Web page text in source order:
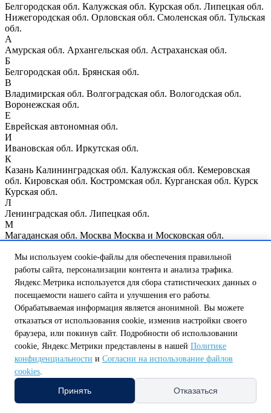
Белгородская обл. Калужская обл. Курская обл. Липецкая обл.
Нижегородская обл. Орловская обл. Смоленская обл. Тульская
обл.
А
Амурская обл. Архангельская обл. Астраханская обл.
Б
Белгородская обл. Брянская обл.
В
Владимирская обл. Волгоградская обл. Вологодская обл.
Воронежская обл.
Е
Еврейская автономная обл.
И
Ивановская обл. Иркутская обл.
К
Казань Калининградская обл. Калужская обл. Кемеровская
обл. Кировская обл. Костромская обл. Курганская обл. Курск
Курская обл.
Л
Ленинградская обл. Липецкая обл.
М
Магаданская обл. Москва Москва и Московская обл.
Нижегородская обл. Нижний Новгород Новгородская обл.
Новосибирская обл.
Омская обл. Оренбургская обл. Орловская обл.
Пензенская обл. Псковская обл.
Республика Мордовия Республика Мэрий Эл Республика
Татарстан Республика Чувашия Ростовская обл. Рязанская обл.
Самарская обл. Санкт-Петербург Саратовская обл.
Сахалинская обл. Свердловская обл.
Смоленская обл.
Мы используем cookie-файлы для обеспечения правильной
работы сайта, персонализации контента и анализа трафика.
Яндекс.Метрика используется для сбора статистических данных о
посещаемости нашего сайта и улучшения его работы.
Обрабатываемая информация является анонимной. Вы можете
отказаться от использования cookie, изменив настройки своего
браузера, или покинув сайт. Подробности об использовании
cookie, Яндекс.Метрики представлены в нашей Политике
конфиденциальности и Согласии на использование файлов
cookies.
Принять Отказаться